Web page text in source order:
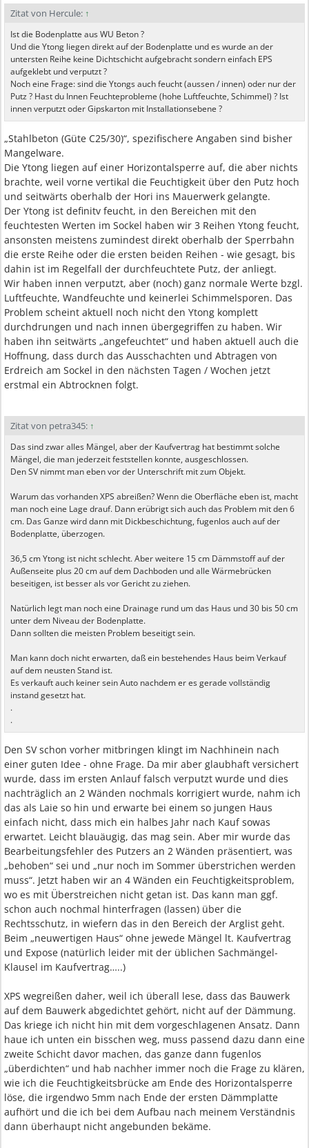
Zitat von Hercule: ↑
Ist die Bodenplatte aus WU Beton ?
Und die Ytong liegen direkt auf der Bodenplatte und es wurde an der
untersten Reihe keine Dichtschicht aufgebracht sondern einfach EPS
aufgeklebt und verputzt ?
Noch eine Frage: sind die Ytongs auch feucht (aussen / innen) oder nur der
Putz ? Hast du Innen Feuchteprobleme (hohe Luftfeuchte, Schimmel) ? Ist
innen verputzt oder Gipskarton mit Installationsebene ?
„Stahlbeton (Güte C25/30)“, spezifischere Angaben sind bisher
Mangelware.
Die Ytong liegen auf einer Horizontalsperre auf, die aber nichts
brachte, weil vorne vertikal die Feuchtigkeit über den Putz hoch
und seitwärts oberhalb der Hori ins Mauerwerk gelangte.
Der Ytong ist definitv feucht, in den Bereichen mit den
feuchtesten Werten im Sockel haben wir 3 Reihen Ytong feucht,
ansonsten meistens zumindest direkt oberhalb der Sperrbahn
die erste Reihe oder die ersten beiden Reihen - wie gesagt, bis
dahin ist im Regelfall der durchfeuchtete Putz, der anliegt.
Wir haben innen verputzt, aber (noch) ganz normale Werte bzgl.
Luftfeuchte, Wandfeuchte und keinerlei Schimmelsporen. Das
Problem scheint aktuell noch nicht den Ytong komplett
durchdrungen und nach innen übergegriffen zu haben. Wir
haben ihn seitwärts „angefeuchtet“ und haben aktuell auch die
Hoffnung, dass durch das Ausschachten und Abtragen von
Erdreich am Sockel in den nächsten Tagen / Wochen jetzt
erstmal ein Abtrocknen folgt.
Zitat von petra345: ↑
Das sind zwar alles Mängel, aber der Kaufvertrag hat bestimmt solche
Mängel, die man jederzeit feststellen konnte, ausgeschlossen.
Den SV nimmt man eben vor der Unterschrift mit zum Objekt.
Warum das vorhanden XPS abreißen? Wenn die Oberfläche eben ist, macht
man noch eine Lage drauf. Dann erübrigt sich auch das Problem mit den 6
cm. Das Ganze wird dann mit Dickbeschichtung, fugenlos auch auf der
Bodenplatte, überzogen.
36,5 cm Ytong ist nicht schlecht. Aber weitere 15 cm Dämmstoff auf der
Außenseite plus 20 cm auf dem Dachboden und alle Wärmebrücken
beseitigen, ist besser als vor Gericht zu ziehen.
Natürlich legt man noch eine Drainage rund um das Haus und 30 bis 50 cm
unter dem Niveau der Bodenplatte.
Dann sollten die meisten Problem beseitigt sein.
Man kann doch nicht erwarten, daß ein bestehendes Haus beim Verkauf
auf dem neusten Stand ist.
Es verkauft auch keiner sein Auto nachdem er es gerade vollständig
instand gesetzt hat.
.
.
Den SV schon vorher mitbringen klingt im Nachhinein nach
einer guten Idee - ohne Frage. Da mir aber glaubhaft versichert
wurde, dass im ersten Anlauf falsch verputzt wurde und dies
nachträglich an 2 Wänden nochmals korrigiert wurde, nahm ich
das als Laie so hin und erwarte bei einem so jungen Haus
einfach nicht, dass mich ein halbes Jahr nach Kauf sowas
erwartet. Leicht blauäugig, das mag sein. Aber mir wurde das
Bearbeitungsfehler des Putzers an 2 Wänden präsentiert, was
„behoben“ sei und „nur noch im Sommer überstrichen werden
muss“. Jetzt haben wir an 4 Wänden ein Feuchtigkeitsproblem,
wo es mit Überstreichen nicht getan ist. Das kann man ggf.
schon auch nochmal hinterfragen (lassen) über die
Rechtsschutz, in wiefern das in den Bereich der Arglist geht.
Beim „neuwertigen Haus“ ohne jewede Mängel lt. Kaufvertrag
und Expose (natürlich leider mit der üblichen Sachmängel-
Klausel im Kaufvertrag…..)
XPS wegreißen daher, weil ich überall lese, dass das Bauwerk
auf dem Bauwerk abgedichtet gehört, nicht auf der Dämmung.
Das kriege ich nicht hin mit dem vorgeschlagenen Ansatz. Dann
haue ich unten ein bisschen weg, muss passend dazu dann eine
zweite Schicht davor machen, das ganze dann fugenlos
„überdichten“ und hab nachher immer noch die Frage zu klären,
wie ich die Feuchtigkeitsbrücke am Ende des Horizontalsperre
löse, die irgendwo 5mm nach Ende der ersten Dämmplatte
aufhört und die ich bei dem Aufbau nach meinem Verständnis
dann überhaupt nicht angebunden bekäme.